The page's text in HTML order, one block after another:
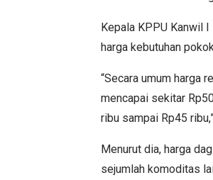
Kepala KPPU Kanwil
harga kebutuhan
“Secara umum harga
mencapai sekitar
ribu sampai Rp45
Menurut dia, harga
sejumlah komoditas